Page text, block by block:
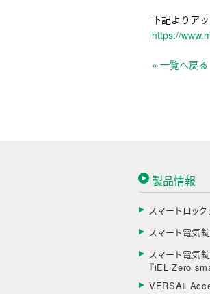
下記よりアッ
https://
« 一覧へ戻る
製品情報
スマートロッ
スマート電気
スマート電気錠
『iEL Zero
VERSAⅡ